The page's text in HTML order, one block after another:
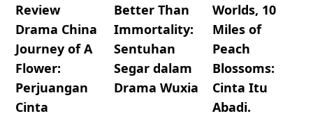
Review
Drama China
Journey of A
Flower:
Perjuangan
Cinta
Better Than
Immortality:
Sentuhan
Segar dalam
Drama Wuxia
Worlds, 10
Miles of
Peach
Blossoms:
Cinta Itu
Abadi.